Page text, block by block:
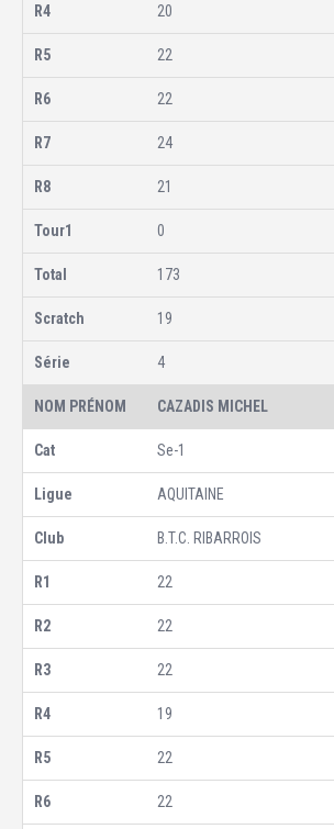
20
22
22
24
21
0
173
19
4
CAZADIS MICHEL
Se-1
AQUITAINE
B.T.C. RIBARROIS
22
22
22
19
22
22